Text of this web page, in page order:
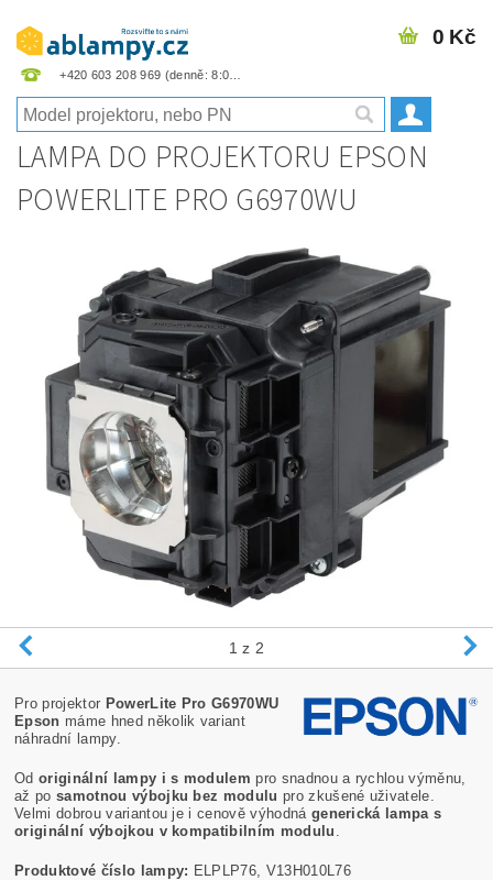
+420 603 208 969
0 Kč
LAMPA DO PROJEKTORU EPSON
POWERLITE PRO G6970WU
1 z 2
Pro projektor PowerLite Pro G6970WU
Epson máme hned několik variant
náhradní lampy.
Odoriginální lampy i s modulem pro snadnou a rychlou výměnu,
až posamotnou výbojku bez modulu pro zkušené uživatele.
Velmi dobrou variantou je i cenově výhodná generická lampa s
originální výbojkou v kompatibilním modulu
Produktové číslo lampy: ELPLP76, V13H010L76